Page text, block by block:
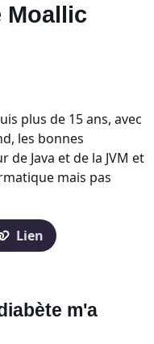
Moallic
plus de 15 ans, avec
les bonnes
Java et de la JVM et
mais pas
Lien
m'a